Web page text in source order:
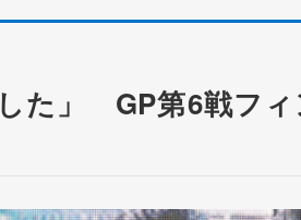
た」 GP第6戦フ